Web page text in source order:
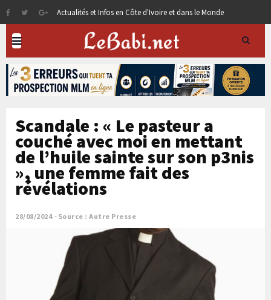
Actualités et Infos en Côte d'Ivoire et dans le Monde
Scandale : « Le pasteur a
couché avec moi en mettant
de l’huile sainte sur son p3nis
», une femme fait des
révélations
28/08/2024 Source : Autre Presse